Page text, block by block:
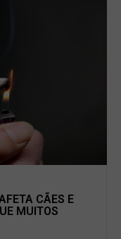
CÃES E
MUITOS